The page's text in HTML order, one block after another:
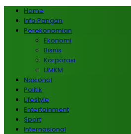
Home
Info Pangan
Perekonomian
Ekonomi
Bisnis
Korporasi
UMKM
Nasional
Politik
Lifestyle
Entertainment
Sport
Internasional